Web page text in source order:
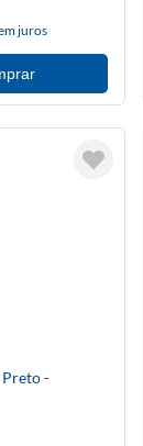
juros
-